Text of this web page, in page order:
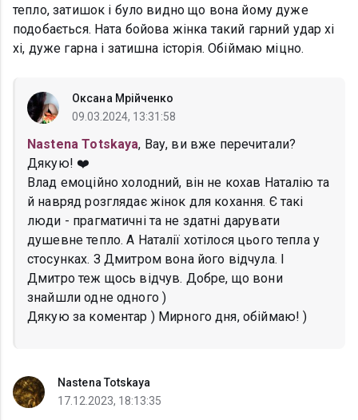
тепло, затишок і було видно що вона йому дуже
подобається. Ната бойова жінка такий гарний удар хі
хі, дуже гарна і затишна історія. Обіймаю міцно.
Оксана Мрійченко
09.03.2024, 13:31:58
Nastena Totskaya, Вау, ви вже перечитали?
Дякую! ❤️
Влад емоційно холодний, він не кохав Наталію та
й навряд розглядає жінок для кохання. Є такі
люди - прагматичні та не здатні дарувати
душевне тепло. А Наталії хотілося цього тепла у
стосунках. З Дмитром вона його відчула. І
Дмитро теж щось відчув. Добре, що вони
знайшли одне одного )
Дякую за коментар ) Мирного дня, обіймаю! )
Nastena Totskaya
17.12.2023, 18:13:35